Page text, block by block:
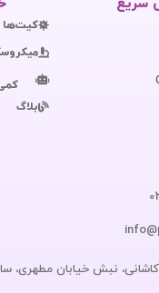
سریع
کیت‌ها
بلاگ
کاشانی، نبش خیابان مطهری،